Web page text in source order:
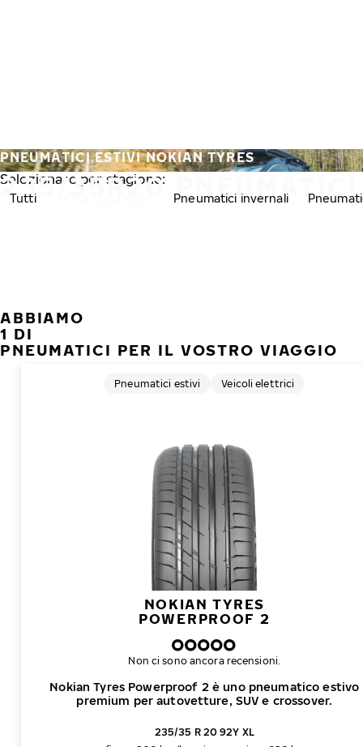
235/35R20
PNEUMATICI ESTIVI NOKIAN TYRES
Selezionare per stagione:
Tutti Pneumatici invernali
ABBIAMO
1 DI
PNEUMATICI PER IL VOSTRO VIAGGIO
NOKIAN TYRES
POWERPROOF 2
Nokian Tyres Powerproof 2 è uno pneumatico estivo
premium per autovetture, SUV e crossover.
Pneumatici estivi Veicoli elettrici
Non ci sono ancora recensioni.
235/35 R 20 92Y XL